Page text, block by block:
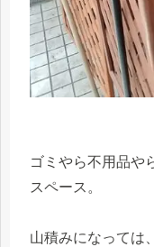
ゴミやら不用品や
スペース。
山積みになっては